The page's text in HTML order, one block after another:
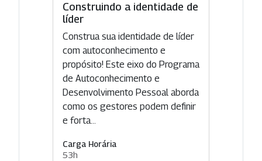
Construindo a identidade de
líder
Construa sua identidade de líder
com autoconhecimento e
propósito! Este eixo do Programa
de Autoconhecimento e
Desenvolvimento Pessoal aborda
como os gestores podem definir
e forta...
Carga Horária
53h